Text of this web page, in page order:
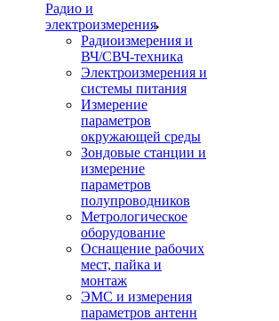
Радио и
электроизмерения
Радиоизмерения и
ВЧ/СВЧ-техника
Электроизмерения и
системы питания
Измерение
параметров
окружающей среды
Зондовые станции и
измерение
параметров
полупроводников
Метрологическое
оборудование
Оснащение рабочих
мест, пайка и
монтаж
ЭМС и измерения
параметров антенн